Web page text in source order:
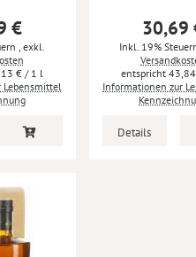
€
, exkl.
€/ 1 l
Lebensmittel
30,69
Inkl. 19%
Informationen zur
Details